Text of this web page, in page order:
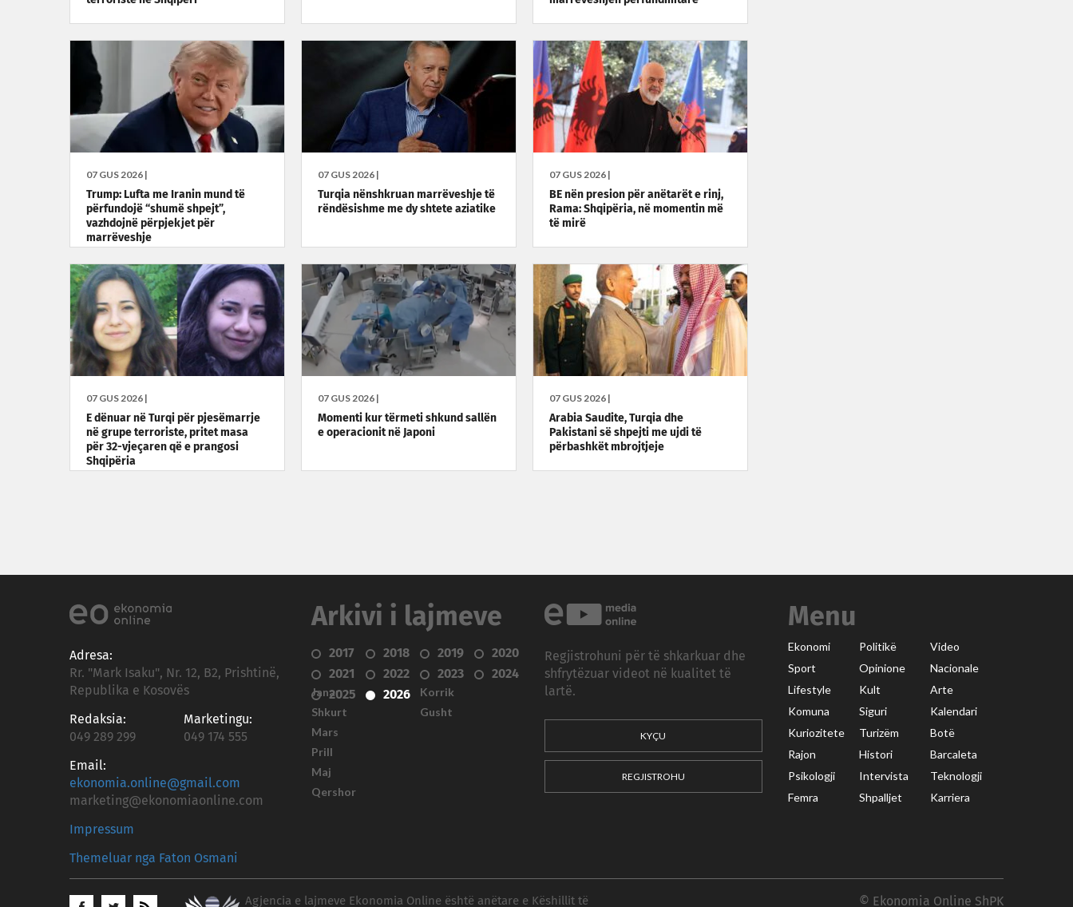
07 GUS 2026 |
Trump: Lufta me Iranin mund të
përfundojë “shumë shpejt”,
vazhdojnë përpjekjet për
marrëveshje
07 GUS 2026 |
Turqia nënshkruan marrëveshje të
rëndësishme me dy shtete aziatike
07 GUS 2026 |
BE nën presion për anëtarët e rinj,
Rama: Shqipëria, në momentin më
të mirë
07 GUS 2026 |
E dënuar në Turqi për pjesëmarrje
në grupe terroriste, pritet masa
për 32-vjeçaren që e prangosi
Shqipëria
07 GUS 2026 |
Momenti kur tërmeti shkund sallën
e operacionit në Japoni
07 GUS 2026 |
Arabia Saudite, Turqia dhe
Pakistani së shpejti me ujdi të
përbashkët mbrojtjeje
Adresa:
Rr. "Mark Isaku", Nr. 12, B2, Prishtinë,
Republika e Kosovës
Redaksia:
049 289 299
Marketingu:
049 174 555
Email:
ekonomia.online@gmail.com
marketing@ekonomiaonline.com
Impressum
Themeluar nga Faton Osmani
Arkivi i lajmeve
2017 2018 2019
2020
2021
2022 2023
2024
2025
2026
Janar
Shkurt
Mars
Prill
Maj
Qershor
Korrik
Gusht
Regjistrohuni për të shkarkuar dhe
shfrytëzuar videot në kualitet të
lartë.
KYÇU
REGJISTROHU
Menu
Ekonomi Politikë
Video
Sport
Opinione
Nacionale
Lifestyle
Kult
Arte
Komuna
Siguri
Kalendari
Kuriozitete
Turizëm
Botë
Rajon
Histori
Barcaleta
Psikologji
Intervista
Teknologji
Femra
Shpalljet Karriera
Agjencia e lajmeve Ekonomia Online është anëtare e Këshillit të © Ekonomia Online ShPK